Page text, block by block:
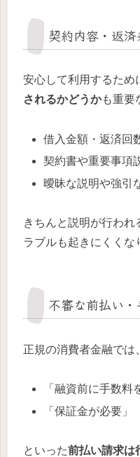
契約内容・返
安心して利用するため
されるかどうかも重要
借入金額・返済回
契約書や重要事項
曖昧な説明や強引
きちんと説明が行われ
ラブルも起きにくくな
不審な前払い
正規の消費者金融では、
「融資前に手数料
「保証金が必要」
といった前払い請求は